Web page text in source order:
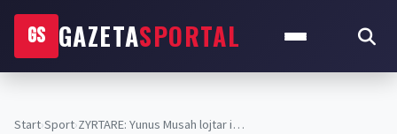
GS GAZETASPORTAL
Start›Sport›ZYRTARE: Yunus Musah lojtar i…